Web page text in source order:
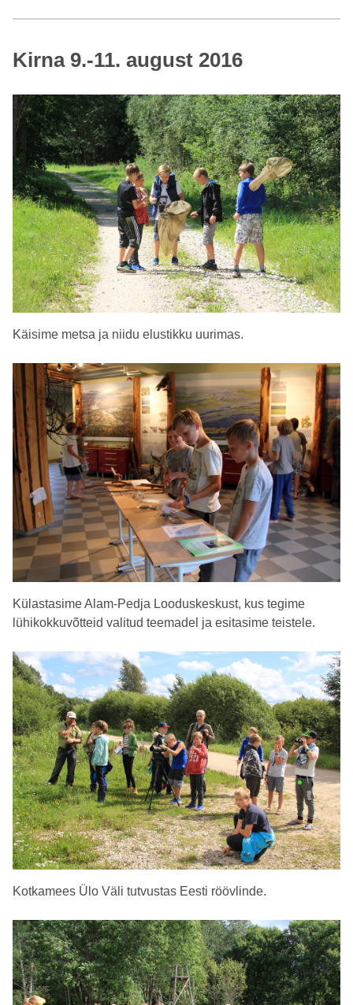
Kirna 9.-11. august 2016
Käisime metsa ja niidu elustikku uurimas.
Külastasime Alam-Pedja Looduskeskust, kus tegime
lühikokkuvõtteid valitud teemadel ja esitasime teistele.
Kotkamees Ülo Väli tutvustas Eesti röövlinde.